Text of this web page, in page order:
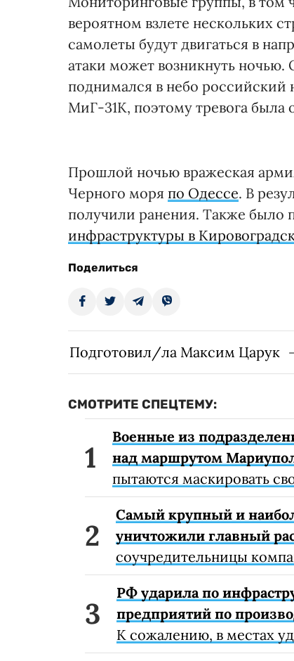
вероятном взлете нескольких
самолеты будут двигаться в
атаки может возникнуть
поднимался в небо российский
МиГ-31К, поэтому тревога была
Прошлой ночью вражеская
Черного моря по Одессе. В
получили ранения. Также было
инфраструктуры в
Поделиться
Подготовил/ла Максим Царук
СМОТРИТЕ СПЕЦТЕМУ:
Военные из
над маршрутом
пытаются маскировать
Самый крупный и
уничтожили главный
соучредительницы
РФ ударила по
предприятий по
К сожалению, в местах